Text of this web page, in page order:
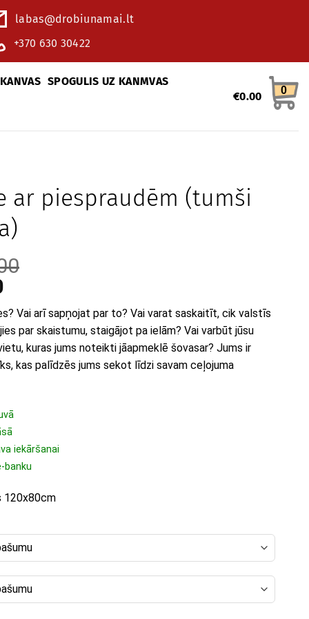
labas@drobiunamai.lt
+370 630 30422
SPOGULIS UZ KANMVAS
€0.00 0
ar piespraudēm (tumši
Vai arī sapņojat par to? Vai varat saskaitīt, cik valstīs
par skaistumu, staigājot pa ielām? Vai varbūt jūsu
kuras jums noteikti jāapmeklē šovasar? Jums ir
kas palīdzēs jums sekot līdzi savam ceļojuma
iekāršanai
banku
120x80cm